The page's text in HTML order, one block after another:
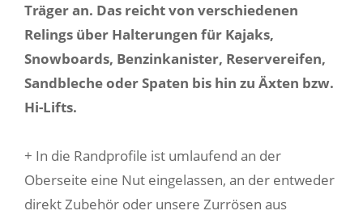
Träger an. Das reicht von verschiedenen
Relings über Halterungen für Kajaks,
Snowboards, Benzinkanister, Reservereifen,
Sandbleche oder Spaten bis hin zu Äxten bzw.
Hi-Lifts.
+ In die Randprofile ist umlaufend an der
Oberseite eine Nut eingelassen, an der entweder
direkt Zubehör oder unsere Zurrösen aus